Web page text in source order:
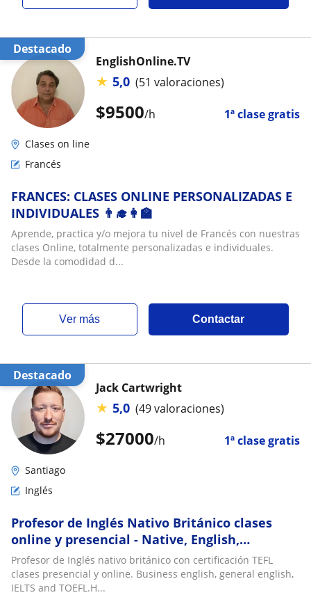
Destacado
$9500/h 1ª clase gratis
EnglishOnline.TV
★ 5,0 (51 valoraciones)
Clases on line
Francés
FRANCES: CLASES ONLINE PERSONALIZADAS E
INDIVIDUALES 👨‍🎓👩‍🏫
Aprende, practica y/o mejora tu nivel de Francés con nuestras
clases Online, totalmente personalizadas e individuales.
Desde la comodidad d...
ver más Contactar
Destacado
$27000/h 1ª clase gratis
Jack Cartwright
★ 5,0 (49 valoraciones)
Santiago
Inglés
Profesor de Inglés Nativo Británico clases
online y presencial - Native, English,
Professor, British, Británico
Profesor de Inglés nativo británico con certificación TEFL
clases presencial y online. Business english, general english,
IELTS and TOEFL.H...